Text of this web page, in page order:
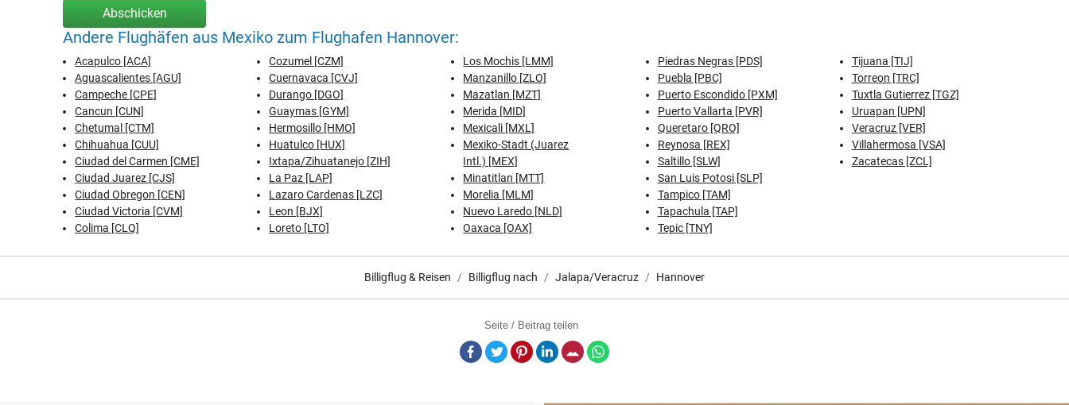
Abschicken
Andere Flughäfen aus Mexiko zum Flughafen Hannover:
Acapulco [ACA]
Aguascalientes [AGU]
Campeche [CPE]
Cancun [CUN]
Chetumal [CTM]
Chihuahua [CUU]
Ciudad del Carmen [CME]
Ciudad Juarez [CJS]
Ciudad Obregon [CEN]
Ciudad Victoria [CVM]
Colima [CLQ]
Cozumel [CZM]
Cuernavaca [CVJ]
Durango [DGO]
Guaymas [GYM]
Hermosillo [HMO]
Huatulco [HUX]
Ixtapa/Zihuatanejo [ZIH]
La Paz [LAP]
Lazaro Cardenas [LZC]
Leon [BJX]
Loreto [LTO]
Los Mochis [LMM]
Manzanillo [ZLO]
Mazatlan [MZT]
Merida [MID]
Mexicali [MXL]
Mexiko-Stadt (Juarez
Intl.) [MEX]
Minatitlan [MTT]
Morelia [MLM]
Nuevo Laredo [NLD]
Oaxaca [OAX]
Piedras Negras [PDS]
Puebla [PBC]
Puerto Escondido [PXM]
Puerto Vallarta [PVR]
Queretaro [QRO]
Reynosa [REX]
Saltillo [SLW]
San Luis Potosi [SLP]
Tampico [TAM]
Tapachula [TAP]
Tepic [TNY]
Tijuana [TIJ]
Torreon [TRC]
Tuxtla Gutierrez [TGZ]
Uruapan [UPN]
Veracruz [VER]
Villahermosa [VSA]
Zacatecas [ZCL]
Billigflug & Reisen Billigflug nach Jalapa/Veracruz Hannover
Seite / Beitrag teilen
Facebook
TwitterPinterestLinkedInE-Mail